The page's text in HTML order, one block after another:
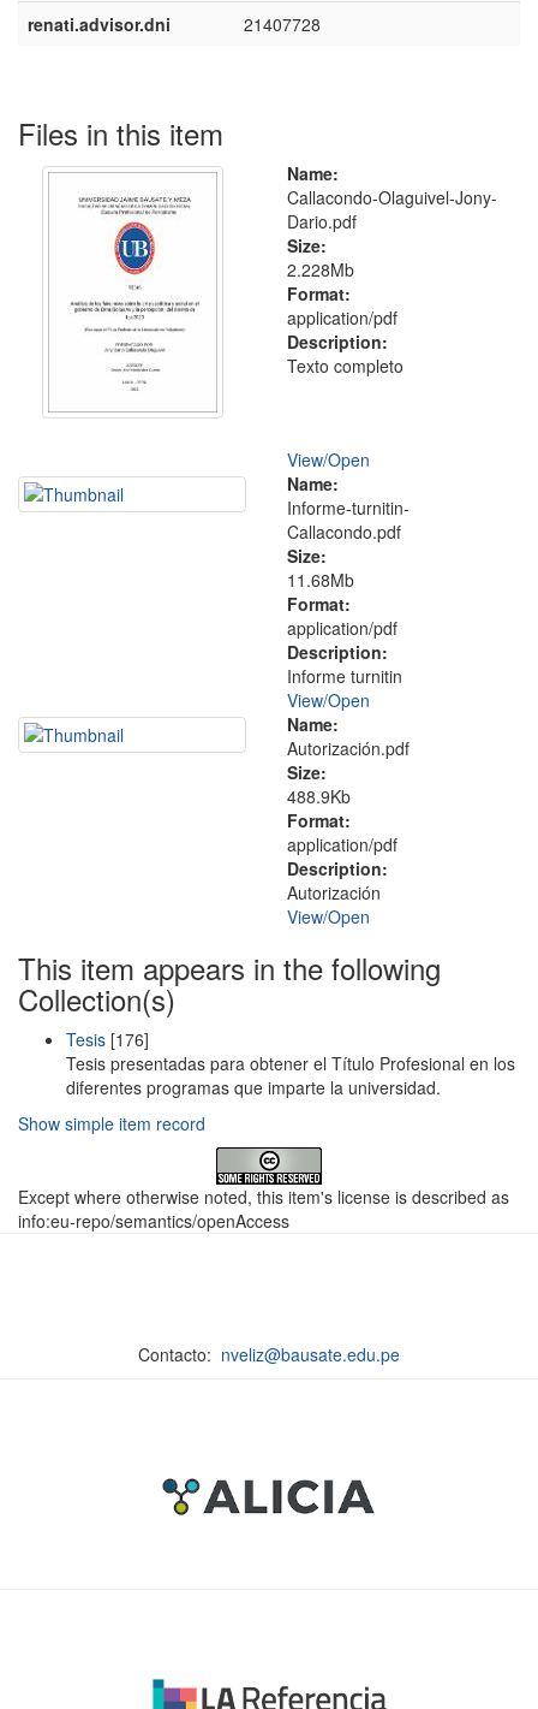
renati.advisor.dni
21407728
Files in this item
Name:
Callacondo-Olaguivel-Jony-
Dario.pdf
Size:
2.228Mb
Format:
application/pdf
Description:
Texto completo
View/Open
Name:
Informe-turnitin-
Callacondo.pdf
Size:
11.68Mb
Format:
application/pdf
Description:
Informe turnitin
View/Open
Name:
Autorización.pdf
Size:
488.9Kb
Format:
application/pdf
Description:
Autorización
View/Open
This item appears in the following
Collection(s)
Tesis [176]
Tesis presentadas para obtener el Título Profesional en los
diferentes programas que imparte la universidad.
Show simple item record
Except where otherwise noted, this item's license is described as
info:eu-repo/semantics/openAccess
Contacto: nveliz@bausate.edu.pe